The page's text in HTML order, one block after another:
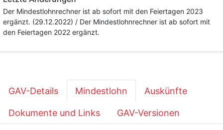
Der Mindestlohnrechner ist ab sofort mit den Feiertagen 2023
ergänzt. (29.12.2022) / Der Mindestlohnrechner ist ab sofort mit
den Feiertagen 2022 ergänzt.
GAV-Details Mindestlohn Auskünfte
Dokumente und Links GAV-Versionen